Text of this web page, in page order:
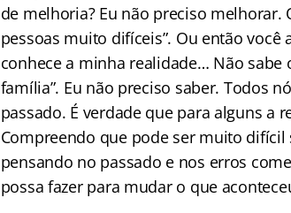
de melhoria? Eu não preciso
pessoas muito difíceis”. Ou então você
conhece a minha realidade… Não
família”. Eu não preciso saber. Todos
passado. É verdade que para alguns a
Compreendo que pode ser muito
pensando no passado e nos erros
possa fazer para mudar o que